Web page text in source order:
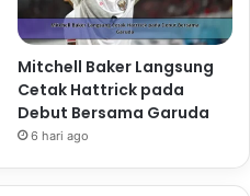
Mitchell Baker Langsung
Cetak Hattrick pada
Debut Bersama Garuda
6 hari ago